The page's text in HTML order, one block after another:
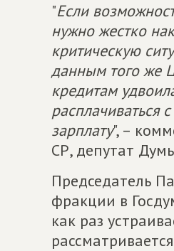
"Если
нужно жестко
критическую
данным того же
кредитам
расплачиваться
зарплату", –
СР, депутат
Председатель
фракции в
как раз